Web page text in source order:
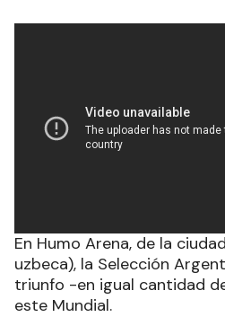
En Humo Arena, de la
uzbeca), la Selección
triunfo -en igual cantidad
este Mundial.